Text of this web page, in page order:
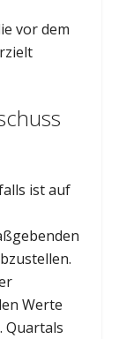
vor dem
ist auf
Werte
Quartals